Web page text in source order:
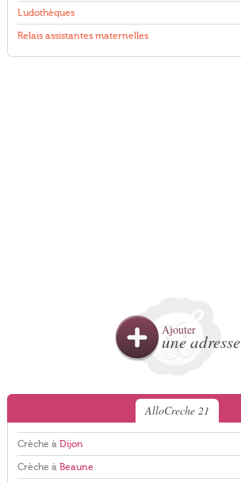
Ludothèques
Relais assistantes maternelles
Ajouter
une adresse
AlloCreche 21
Crèche à Dijon
Crèche à Beaune